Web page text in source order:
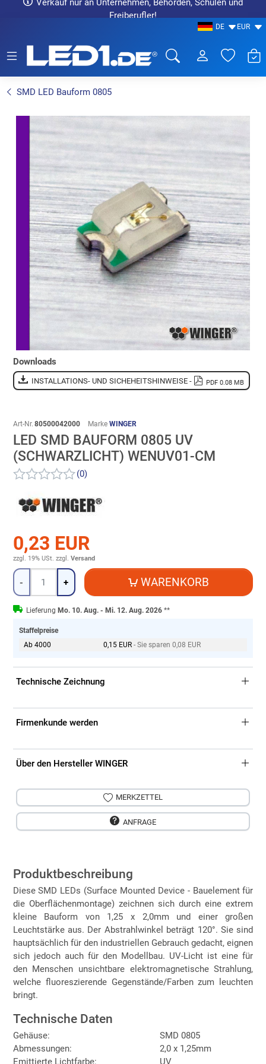
Verkauf nur an Unternehmen, Behörden, Schulen und
Freiberufler!
DE EUR
SMD LED Bauform 0805
Downloads
INSTALLATIONS- UND SICHEHEITSHINWEISE - PDF 0.08 MB
Art-Nr. 80500042000 Marke WINGER
LED SMD BAUFORM 0805 UV
(SCHWARZLICHT) WENUV01-CM
(0)
0,23 EUR
zzgl. 19% USt. zzgl. Versand
Menge
- + WARENKORB
Lieferung Mo. 10. Aug. - Mi. 12. Aug. 2026**
Staffelpreise
Ab 4000
0,15 EUR - Sie sparen 0,08 EUR
Technische Zeichnung
Firmenkunde werden
Über den Hersteller WINGER
MERKZETTEL
ANFRAGE
Produktbeschreibung
Diese SMD LEDs (Surface Mounted Device - Bauelement für
die Oberflächenmontage) zeichnen sich durch eine extrem
kleine Bauform von 1,25 x 2,0mm und einer großen
Leuchtstärke aus. Der Abstrahlwinkel beträgt 120°. Sie sind
hauptsächlich für den industriellen Gebrauch gedacht, eignen
sich jedoch auch für den Modellbau. UV-Licht ist eine für
den Menschen unsichtbare elektromagnetische Strahlung,
welche fluoreszierende Gegenstände/Farben zum leuchten
bringt.
Technische Daten
Gehäuse:
SMD 0805
Abmessungen:
2,0 x 1,25mm
Emittierte Lichtfarbe:
UV